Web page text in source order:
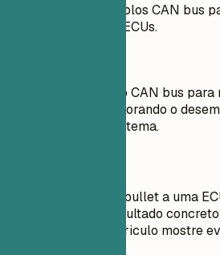
Implementei protocolos CAN bus
comunicação entre ECUs.
Otimizei o protocolo CAN bus
rede em 30%, aprimorando o
confiabilidade do sistema.
Conecte cada bullet a uma
de teste ou resultado
para que o curriculo mostre